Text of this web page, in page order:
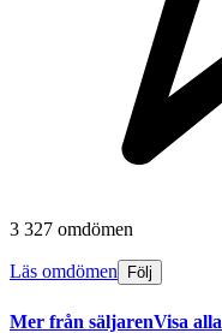
3 327 omdömen
Läs omdömen Följ
Mer från säljarenVisa alla